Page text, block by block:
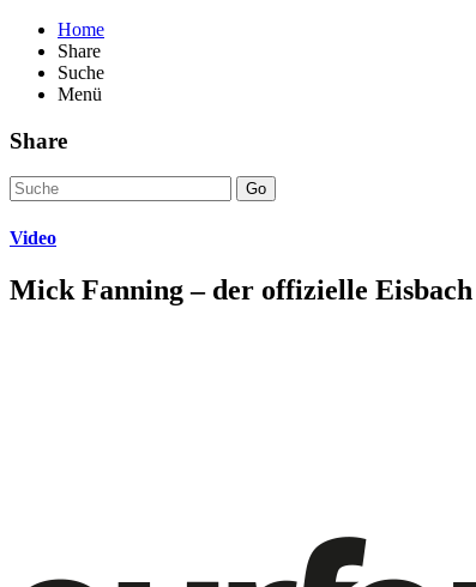
Home
Share
Suche
Menü
Share
Go
Video
Mick Fanning – der offizielle